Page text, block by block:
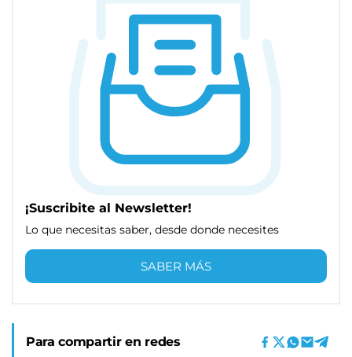
¡Suscribite al Newsletter!
Lo que necesitas saber, desde donde necesites
SABER MÁS
Para compartir en redes